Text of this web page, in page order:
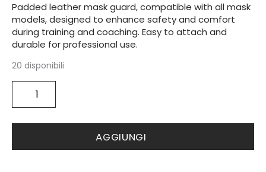
Padded leather mask guard, compatible with all mask
models, designed to enhance safety and comfort
during training and coaching. Easy to attach and
durable for professional use.
20 disponibili
Protector
quantità
AGGIUNGI